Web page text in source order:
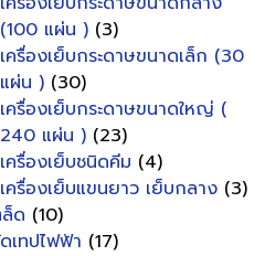
(100 แผ่น ) (3)
เครื่องเย็บกระดาษขนาดเล็ก (30
แผ่น ) (30)
เครื่องเย็บกระดาษขนาดใหญ่ (
240 แผ่น ) (23)
เครื่องเย็บชนิดคีม (4)
เครื่องเย็บแขนยาว เย็บกลาง (3)
ล็ด (10)
เทปไฟฟ้า (17)